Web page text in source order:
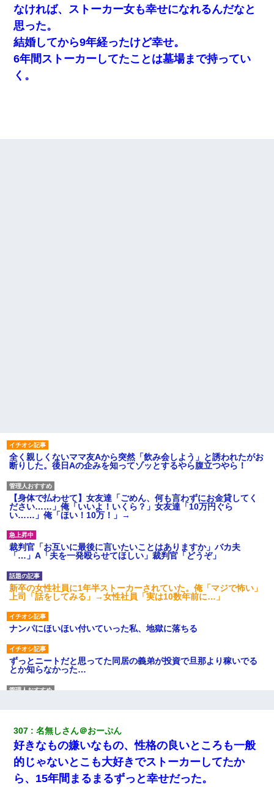
なければ、ストーカー女も幸せになれるんだなと
思った。
結婚してから9年経ったけど幸せ。
6年間ストーカーしてたことは墓場まで持ってい
く。
全く親しくないママ友Aから突然「飲み会しよう」と誘われたがお
断りした。後日Aの企みを知ってゾッとするやら腹立つやら！
【身体で払わせて】女友達「ごめん、何も言わずにお金貸してく
ださい……」俺「いいよ！いくら？」女友達「10万円ぐら
い……」俺「ほい！10万！」→
裁判官「お互いに最後に言いたいことはありますか」バカ夫
「…」A「夫を一発殴らせてほしい」裁判官「どうぞ」
新卒の女性社員に1年半ストーカーされていた。俺「マジで怖い」
上司「話をしてみる」→女性社員「実は10数年前に…」
ナンパにほいほい付いていった私、地獄に落ちる
ずっとニートだと思ってた同居の義弟が投資で旦那より稼いでる
とか知らなかった…
友人とふたりで山口に旅行した時の事。レンタカーを借りて山の
中の道を走っていたら、突然ガガッ！って音がして…
３２歳俺「ずっと好きでした！！付き合って下さい！」 ２５歳
307 名無しさん＠おーぷん
好きなもの嫌いなもの、性格の良いところも一般
的じゃないとこも大好きでストーカーしてたか
ら、15年間まるまるずっと幸せだった。